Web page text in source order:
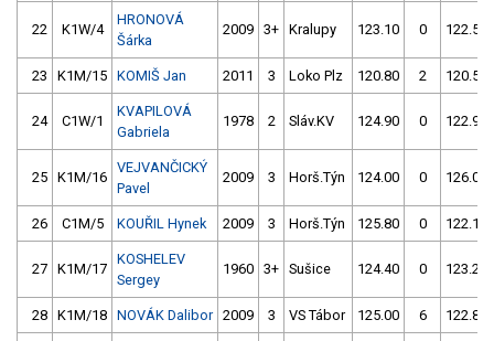
22 K1W/4
HRONOVÁ
Šárka
2009 3+ Kralupy 123.10 0 122.50
23 K1M/15 KOMIŠ Jan 2011 3 Loko Plz 120.80 2 120.50
24 C1W/1
KVAPILOVÁ
Gabriela
1978 2 Sláv.KV 124.90 0 122.90
25 K1M/16
VEJVANČICKÝ
Pavel
2009 3 Horš.Týn 124.00 0 126.00
26 C1M/5 KOUŘIL Hynek 2009 3 Horš.Týn 125.80 0 122.10
27 K1M/17
KOSHELEV
Sergey
1960 3+ Sušice 124.40 0 123.20
28 K1M/18 NOVÁK Dalibor 2009 3 VS Tábor 125.00 6 122.80